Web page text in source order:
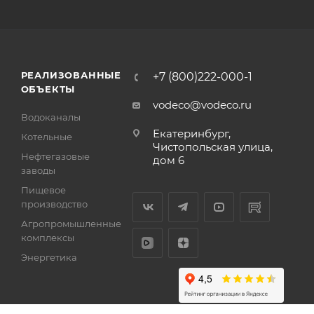
РЕАЛИЗОВАННЫЕ
ОБЪЕКТЫ
Водоканалы
Котельные
Нефтегазовые
заводы
Пищевое
производство
Агропромышленные
комплексы
Энергетика
+7 (800)222-000-1
vodeco@vodeco.ru
Екатеринбург,
Чистопольская улица,
дом 6